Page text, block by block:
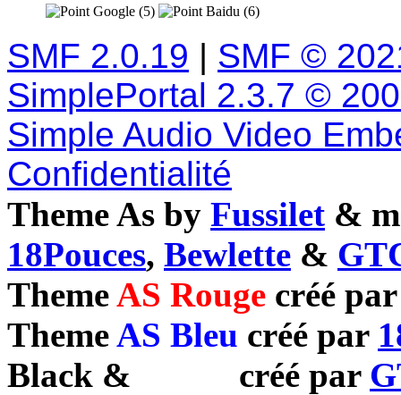
Google (5)
Baidu (6)
SMF 2.0.19 | SMF ©
SimplePortal 2.3.7 ©
Simple Audio Video
Confidentialité
Theme As by Fussilet &
18Pouces, Bewlette &
ThemeAS Rouge créé
ThemeAS Bleu créé par
Black & créé par